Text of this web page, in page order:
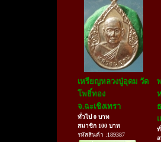
เหรียญหลวงปู่อุดม วัด
โพธิ์ทอง
จ.ฉะเชิงเทรา
ทั่วไป 0 บาท
สมาชิก 100 บาท
รหัสสินค้า :189387